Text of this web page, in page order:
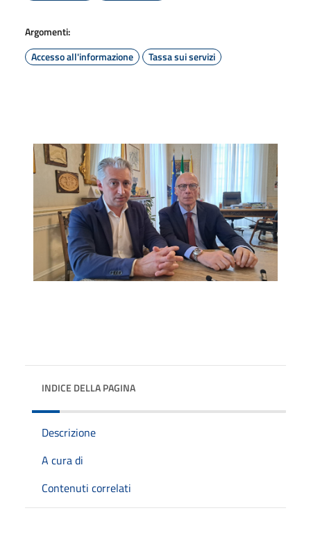
Argomenti:
Accesso all'informazione
Tassa sui servizi
INDICE DELLA PAGINA
Descrizione
A cura di
Contenuti correlati